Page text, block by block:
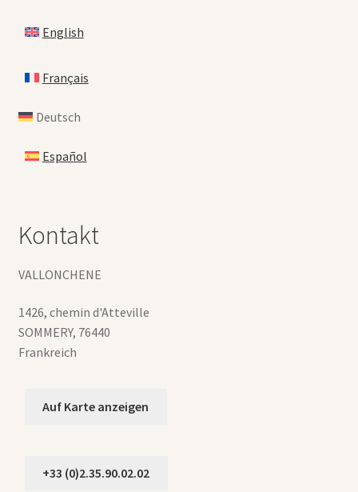
English
Français
Deutsch
Español
Kontakt
VALLONCHENE
1426, chemin d'Atteville
SOMMERY, 76440
Frankreich
Auf Karte anzeigen
+33 (0)2.35.90.02.02